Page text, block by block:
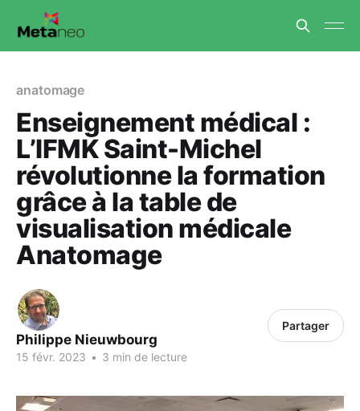
anatomage
Enseignement médical :
L’IFMK Saint-Michel
révolutionne la formation
grâce à la table de
visualisation médicale
Anatomage
Philippe Nieuwbourg
15 févr. 2023 • 3 min de lecture
Partager